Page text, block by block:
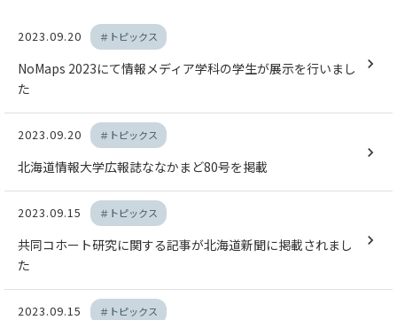
2023.09.20 ＃トピックス
NoMaps 2023にて情報メディア学科の学生が展示を行いまし
た
2023.09.20 ＃トピックス
北海道情報大学広報誌ななかまど80号を掲載
2023.09.15 ＃トピックス
共同コホート研究に関する記事が北海道新聞に掲載されまし
た
2023.09.15 ＃トピックス